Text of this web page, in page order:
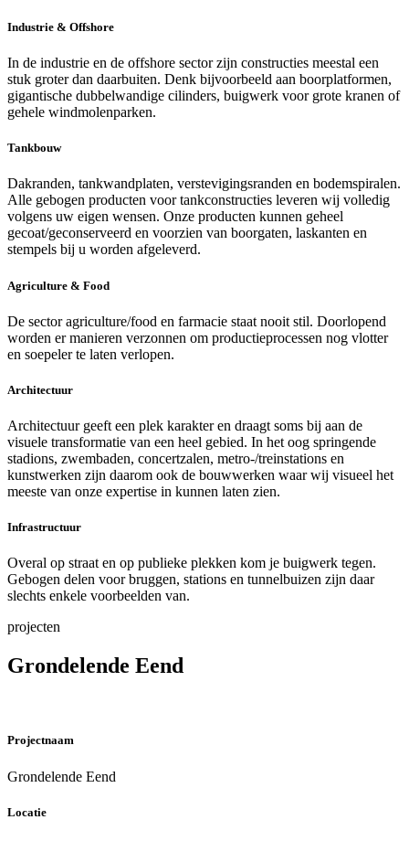
Industrie & Offshore
In de industrie en de offshore sector zijn constructies meestal een
stuk groter dan daarbuiten. Denk bijvoorbeeld aan boorplatformen,
gigantische dubbelwandige cilinders, buigwerk voor grote kranen of
gehele windmolenparken.
Tankbouw
Dakranden, tankwandplaten, verstevigingsranden en bodemspiralen.
Alle gebogen producten voor tankconstructies leveren wij volledig
volgens uw eigen wensen. Onze producten kunnen geheel
gecoat/geconserveerd en voorzien van boorgaten, laskanten en
stempels bij u worden afgeleverd.
Agriculture & Food
De sector agriculture/food en farmacie staat nooit stil. Doorlopend
worden er manieren verzonnen om productieprocessen nog vlotter
en soepeler te laten verlopen.
Architectuur
Architectuur geeft een plek karakter en draagt soms bij aan de
visuele transformatie van een heel gebied. In het oog springende
stadions, zwembaden, concertzalen, metro-/treinstations en
kunstwerken zijn daarom ook de bouwwerken waar wij visueel het
meeste van onze expertise in kunnen laten zien.
Infrastructuur
Overal op straat en op publieke plekken kom je buigwerk tegen.
Gebogen delen voor bruggen, stations en tunnelbuizen zijn daar
slechts enkele voorbeelden van.
projecten
Grondelende Eend
Projectnaam
Grondelende Eend
Locatie